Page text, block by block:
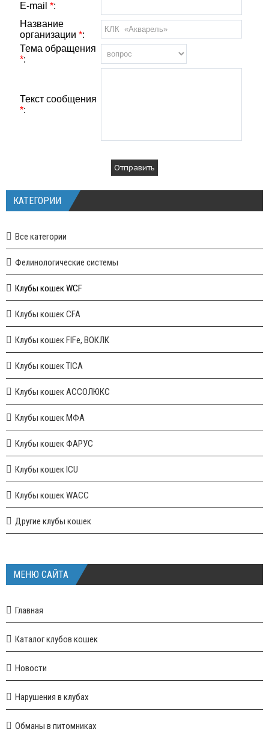
E-mail *:
Название
организации *:
Тема обращения
*:
Текст сообщения
*:
КАТЕГОРИИ
Все категории
Фелинологические системы
Клубы кошек WCF
Клубы кошек CFA
Клубы кошек FIFe, ВОКЛК
Клубы кошек TICA
Клубы кошек АССОЛЮКС
Клубы кошек МФА
Клубы кошек ФАРУС
Клубы кошек ICU
Клубы кошек WACC
Другие клубы кошек
МЕНЮ САЙТА
Главная
Каталог клубов кошек
Новости
Нарушения в клубах
Обманы в питомниках